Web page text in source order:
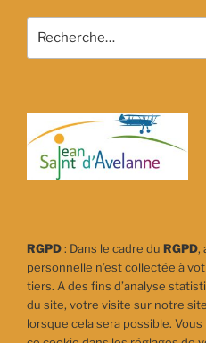
pour
RGPD: Dans le cadre du RGPD,
personnelle n’est collectée à
tiers. A des fins d’analyse
du site, votre visite sur notre
lorsque cela sera possible.